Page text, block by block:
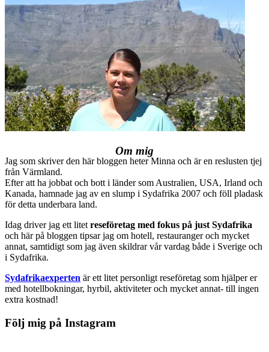
Om mig
Jag som skriver den här bloggen heter Minna och är en reslusten tjej
från Värmland.
Efter att ha jobbat och bott i länder som Australien, USA, Irland och
Kanada, hamnade jag av en slump i Sydafrika 2007 och föll pladask
för detta underbara land.
Idag driver jag ett litet reseföretag med fokus på just Sydafrika
och här på bloggen tipsar jag om hotell, restauranger och mycket
annat, samtidigt som jag även skildrar vår vardag både i Sverige och
i Sydafrika.
Sydafrikaexperten är ett litet personligt reseföretag som hjälper er
med hotellbokningar, hyrbil, aktiviteter och mycket annat- till ingen
extra kostnad!
Följ mig på Instagram